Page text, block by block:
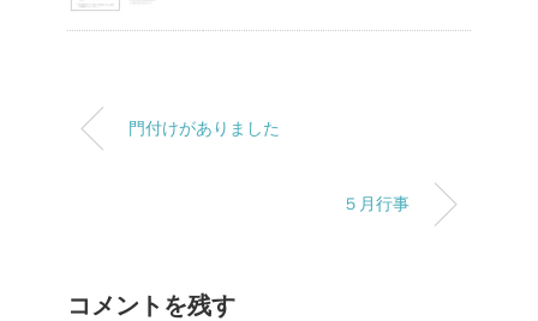
門付けがありました
５月行事
コメントを残す